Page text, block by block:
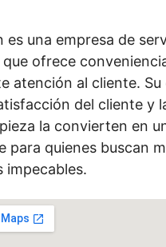
es una empresa de
que ofrece
atención al cliente.
del cliente y
la convierten en
para quienes buscan
impecables.